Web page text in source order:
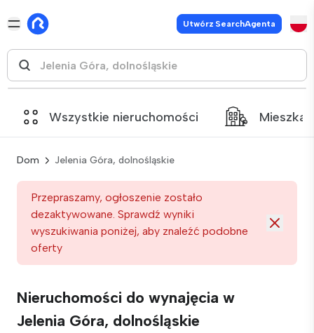
Utwórz SearchAgenta
Wszystkie nieruchomości
Dom Jelenia Góra, dolnośląskie
Przepraszamy, ogłoszenie zostało
dezaktywowane. Sprawdź wyniki
wyszukiwania poniżej, aby znaleźć podobne
oferty
Nieruchomości do wynajęcia w
Jelenia Góra, dolnośląskie